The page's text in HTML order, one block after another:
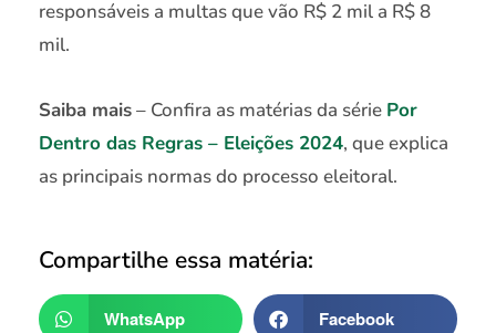
responsáveis a multas que vão R$ 2 mil a R$ 8
mil.
Saiba mais– Confira as matérias da série Por
Dentro das Regras – Eleições 2024, que explica
as principais normas do processo eleitoral.
Compartilhe essa matéria:
WhatsApp Facebook